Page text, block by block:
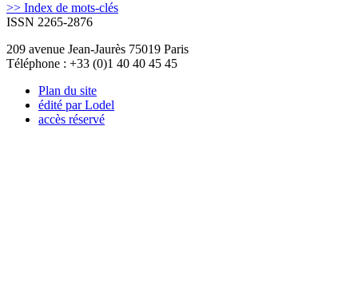
>> Index de mots-clés
ISSN 2265-2876
209 avenue Jean-Jaurès 75019 Paris
Téléphone : +33 (0)1 40 40 45 45
Plan du site
édité par Lodel
accès réservé